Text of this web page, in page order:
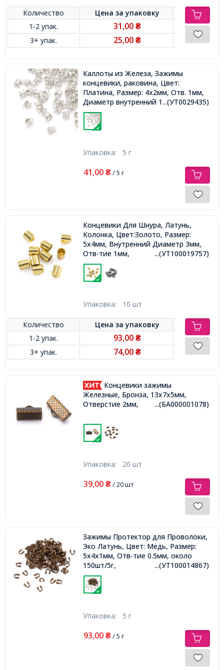
Количество Цена заупаковку
1-2 упак.
31,00₴
3+ упак. 25,00₴
Каллоты из Железа, Зажимы
концевики, раковина, Цвет:
Платина, Размер: 4х2мм, Отв. 1мм,
Диаметр внутренний 1.5мм,...(УТ0029435)
Упаковка: 5 г
41,00 ₴/ 5 г
Концевики Для Шнура, Латунь,
Колонка, Цвет:Золото, Размер:
5х4мм, Внутренний Диаметр 3мм,
Отв-тие 1мм,
...(УТ100019757)
Упаковка: 10 шт
Количество Цена заупаковку
1-2 упак.
93,00₴
3+ упак. 74,00₴
Концевики зажимы
Железные, Бронза, 13х7х5мм,
Отверстие 2мм,
...(БА000001078)
Упаковка: 20 шт
39,00 ₴/ 20 шт
Зажимы Протектор для Проволоки,
Эко Латунь, Цвет: Медь, Размер:
5х4х1мм, Отв-тие 0.5мм, около
150шт/5г,
...(УТ100014867)
Упаковка: 5 г
93,00 ₴/ 5 г